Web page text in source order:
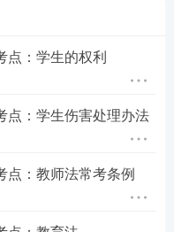
点：学生的权利
点：学生伤害处理办法
点：教师法常考条例